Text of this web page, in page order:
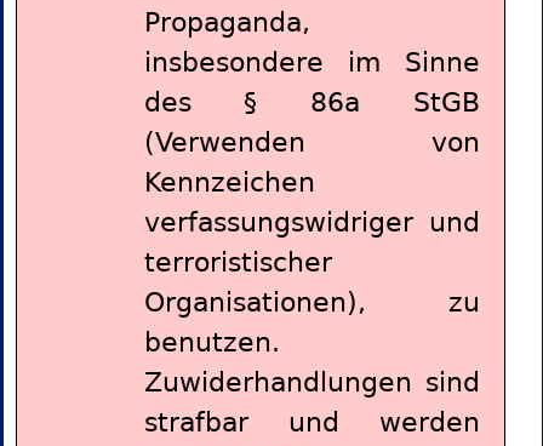
Propaganda,
insbesondere im Sinne
des § 86a StGB
(Verwenden von
Kennzeichen
verfassungswidriger und
terroristischer
Organisationen), zu
benutzen.
Zuwiderhandlungen sind
strafbar und werden